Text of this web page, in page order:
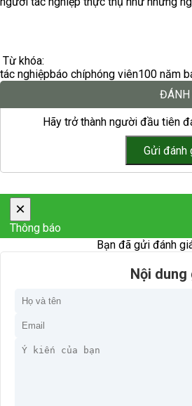
Từ khóa:
tác nghiệpbáo chíphóng viên100 năm
ĐÁNH
Hãy trở thành người đầu tiên
×
Thông báo
Bạn đã gửi đánh
Nội dung